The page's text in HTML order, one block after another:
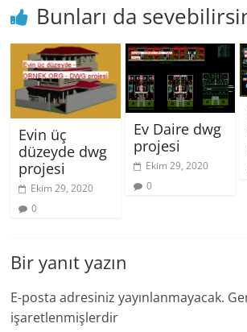
Bunları da
Evin üç
düzeyde dwg
projesi
Ekim 29, 2020
0
Ev Daire dwg
projesi
Ekim 29, 2020
0
Bir yanıt yazın
E-posta adresiniz yayınlanmayacak.
işaretlenmişlerdir